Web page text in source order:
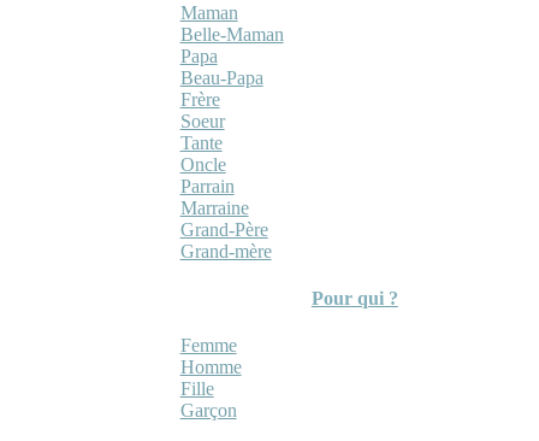
Maman
Belle-Maman
Papa
Beau-Papa
Frère
Soeur
Tante
Oncle
Parrain
Marraine
Grand-Père
Grand-mère
Pour qui ?
Femme
Homme
Fille
Garçon